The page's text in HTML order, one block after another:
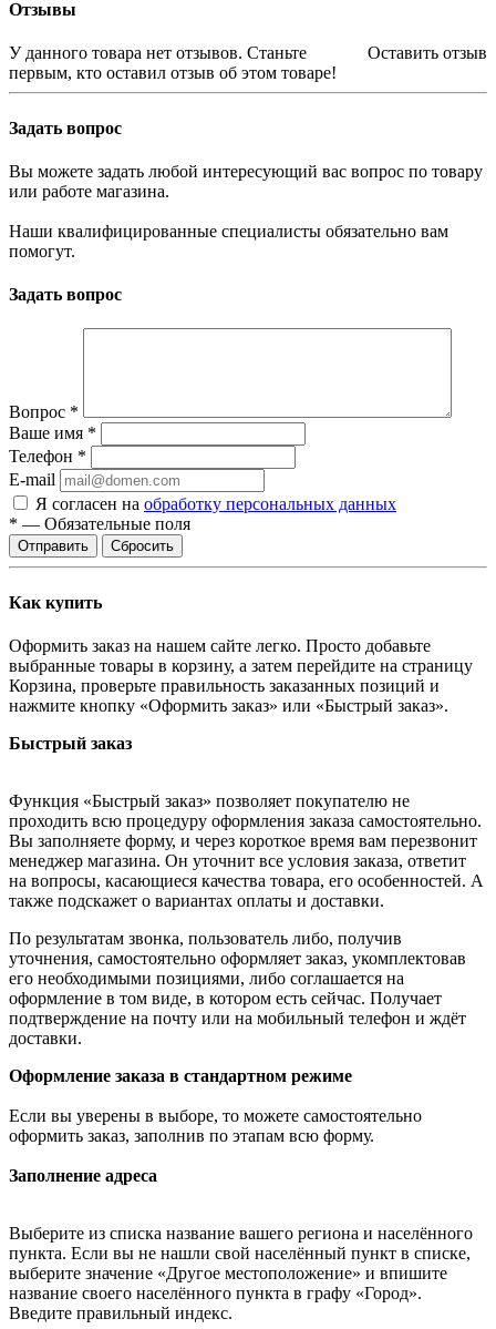
Отзывы
Оставить отзыв
У данного товара нет отзывов. Станьте
первым, кто оставил отзыв об этом товаре!
Задать вопрос
Вы можете задать любой интересующий вас вопрос по товару
или работе магазина.
Наши квалифицированные специалисты обязательно вам
помогут.
Задать вопрос
Вопрос *
Ваше имя *
Телефон *
E-mail
Я согласен на обработку персональных данных
* — Обязательные поля
Сбросить
Как купить
Оформить заказ на нашем сайте легко. Просто добавьте
выбранные товары в корзину, а затем перейдите на страницу
Корзина, проверьте правильность заказанных позиций и
нажмите кнопку «Оформить заказ» или «Быстрый заказ».
Быстрый заказ
Функция «Быстрый заказ» позволяет покупателю не
проходить всю процедуру оформления заказа самостоятельно.
Вы заполняете форму, и через короткое время вам перезвонит
менеджер магазина. Он уточнит все условия заказа, ответит
на вопросы, касающиеся качества товара, его особенностей. А
также подскажет о вариантах оплаты и доставки.
По результатам звонка, пользователь либо, получив
уточнения, самостоятельно оформляет заказ, укомплектовав
его необходимыми позициями, либо соглашается на
оформление в том виде, в котором есть сейчас. Получает
подтверждение на почту или на мобильный телефон и ждёт
доставки.
Оформление заказа в стандартном режиме
Если вы уверены в выборе, то можете самостоятельно
оформить заказ, заполнив по этапам всю форму.
Заполнение адреса
Выберите из списка название вашего региона и населённого
пункта. Если вы не нашли свой населённый пункт в списке,
выберите значение «Другое местоположение» и впишите
название своего населённого пункта в графу «Город».
Введите правильный индекс.